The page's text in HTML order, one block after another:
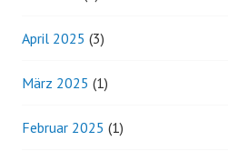
April 2025 (3)
März 2025 (1)
Februar 2025 (1)